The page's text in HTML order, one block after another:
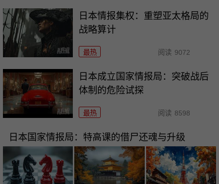
日本情报集权：重塑亚太格局的
战略算计
最热 阅读 9072
日本成立国家情报局：突破战后
体制的危险试探
最热 阅读 8598
日本国家情报局：特高课的借尸还魂与升级